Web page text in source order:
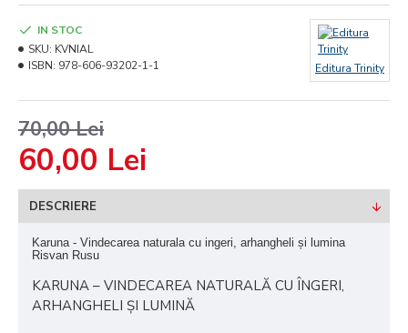
60,00 Lei
70,00 Lei
IN STOC
SKU: KVNIAL
ISBN: 978-606-93202-1-1 Editura Trinity
DESCRIERE
Karuna - Vindecarea naturala cu ingeri, arhangheli și lumina
Risvan Rusu
KARUNA – VINDECAREA NATURALĂ CU ÎNGERI,
ARHANGHELI ȘI LUMINĂ